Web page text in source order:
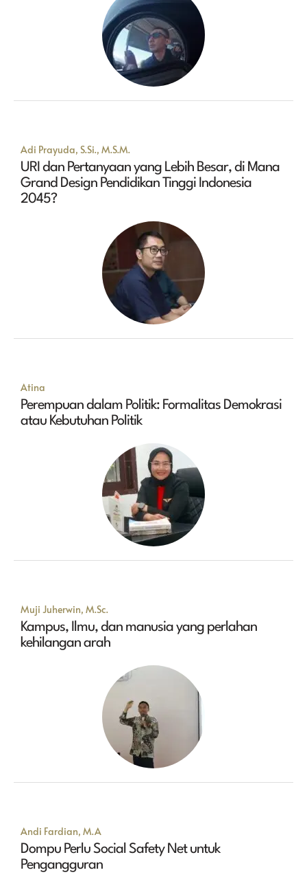
Adi Prayuda, S.Si., M.S.M.
URI dan Pertanyaan yang Lebih Besar, di Mana
Grand Design Pendidikan Tinggi Indonesia
2045?
Atina
Perempuan dalam Politik: Formalitas Demokrasi
atau Kebutuhan Politik
Muji Juherwin, M.Sc.
Kampus, Ilmu, dan manusia yang perlahan
kehilangan arah
Andi Fardian, M.A
Dompu Perlu Social Safety Net untuk
Pengangguran